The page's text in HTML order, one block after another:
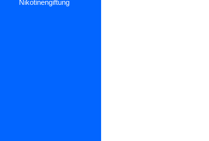
Nikotinengiftung